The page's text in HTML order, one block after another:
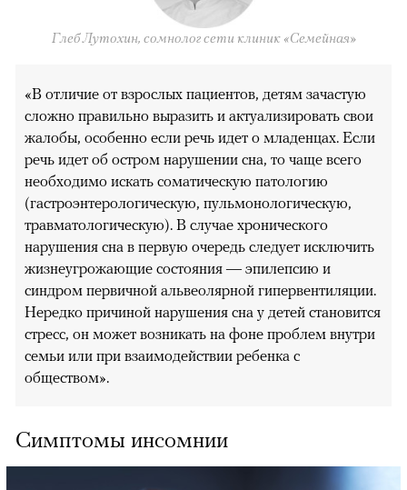
Глеб Лутохин, сомнолог сети клиник «Семейная»
«В отличие от взрослых пациентов, детям зачастую
сложно правильно выразить и актуализировать свои
жалобы, особенно если речь идет о младенцах. Если
речь идет об остром нарушении сна, то чаще всего
необходимо искать соматическую патологию
(гастроэнтерологическую, пульмонологическую,
травматологическую). В случае хронического
нарушения сна в первую очередь следует исключить
жизнеугрожающие состояния — эпилепсию и
синдром первичной альвеолярной гипервентиляции.
Нередко причиной нарушения сна у детей становится
стресс, он может возникать на фоне проблем внутри
семьи или при взаимодействии ребенка с
обществом».
Симптомы инсомнии